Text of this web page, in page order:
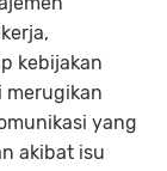
kebijakan
merugikan
yang
akibat isu